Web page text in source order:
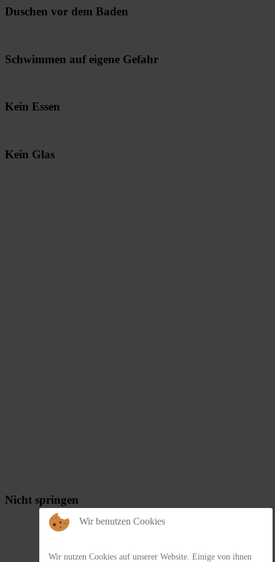
Duschen vor dem Baden
Schwimmen auf eigene Gefahr
Kein Essen
Kein Glas
Nicht springen
Wir benutzen Cookies
Wir nutzen Cookies auf unserer Website. Einige von ihnen